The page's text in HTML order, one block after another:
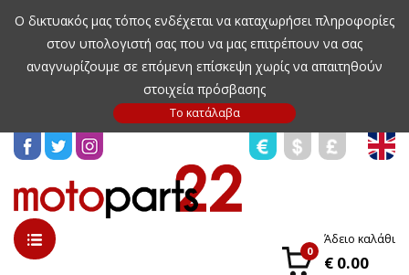
Ο δικτυακός μας τόπος ενδέχεται να καταχωρήσει πληροφορίες
στον υπολογιστή σας που να μας επιτρέπουν να σας
αναγνωρίζουμε σε επόμενη επίσκεψη χωρίς να απαιτηθούν
στοιχεία πρόσβασης
0
Άδειο καλάθι
€ 0.00